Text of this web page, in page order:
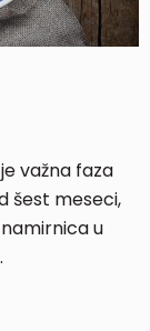
važna faza
šest meseci,
u